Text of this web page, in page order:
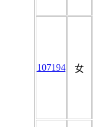
107194 女